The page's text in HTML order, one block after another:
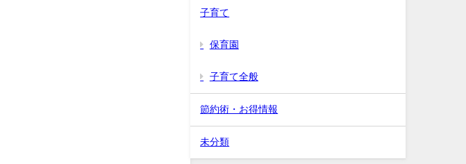
子育て
保育園
子育て全般
節約術・お得情報
未分類